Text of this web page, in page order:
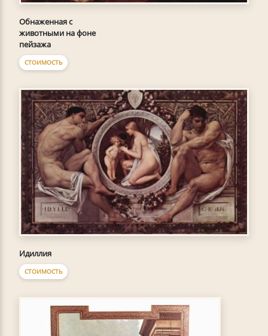
Обнаженная с
животными на фоне
пейзажа
СТОИМОСТЬ
Идиллия
СТОИМОСТЬ